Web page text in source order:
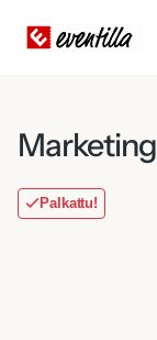
Palkattu!